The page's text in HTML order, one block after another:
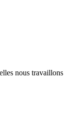
nous travaillons